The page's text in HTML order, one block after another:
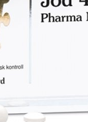
tabletter
kr.